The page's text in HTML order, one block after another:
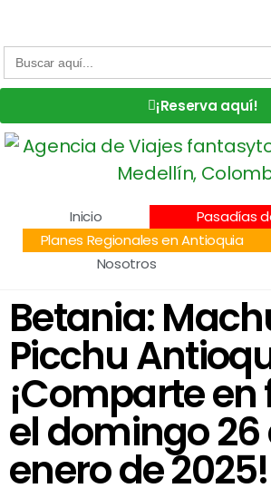
Buscar:
¡Reserva aquí!
Inicio
Pasadías
Planes Regionales en Antioquia
Nosotros
Betania:
Picchu
¡Comparte
el domingo 26
enero de 2025!